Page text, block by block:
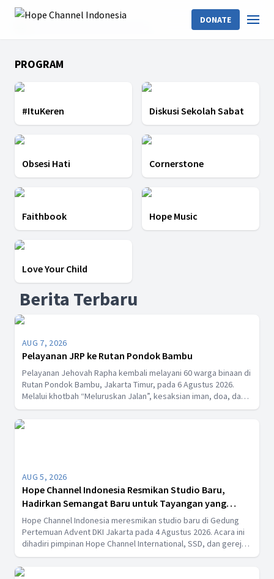
DONATE
PROGRAM
#ItuKeren Diskusi Sekolah Sabat
Obsesi Hati Cornerstone
Faithbook Hope Music
Love Your Child
Berita Terbaru
AUG 7, 2026
Pelayanan JRP ke Rutan Pondok Bambu
Pelayanan Jehovah Rapha kembali melayani 60 warga binaan di
Rutan Pondok Bambu, Jakarta Timur, pada 6 Agustus 2026.
Melalui khotbah “Meluruskan Jalan”, kesaksian iman, doa, dan
pembagian makan siang, ibadah ini menguatkan harapan serta
mengajak jemaat untuk percaya penuh kepada Tuhan.
AUG 5, 2026
Hope Channel Indonesia Resmikan Studio Baru,
Hadirkan Semangat Baru untuk Tayangan yang
Menginspirasi
Hope Channel Indonesia meresmikan studio baru di Gedung
Pertemuan Advent DKI Jakarta pada 4 Agustus 2026. Acara ini
dihadiri pimpinan Hope Channel International, SSD, dan gereja
Advent se-Indonesia sebagai langkah memperkuat produksi
tayangan yang berkualitas dan berdampak positif.